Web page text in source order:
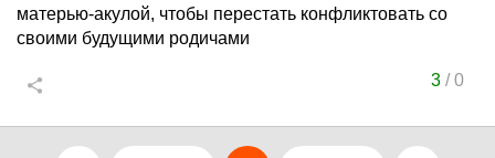
матерью-акулой, чтобы перестать конфликтовать со
своими будущими родичами
3/0